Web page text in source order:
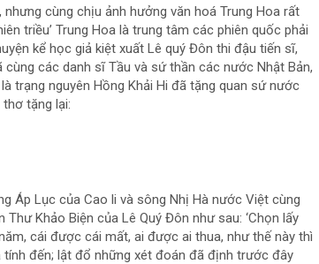
cùng chịu ảnh hưởng văn hoá Trung Hoa rất
triều’ Trung Hoa là trung tâm các phiên quốc phải
kể học giả kiệt xuất Lê quý Đôn thi đậu tiến sĩ,
các danh sĩ Tầu và sứ thần các nước Nhật Bản,
trạng nguyên Hồng Khải Hi đã tặng quan sứ nước
tặng lại:
Áp Lục của Cao li và sông Nhị Hà nước Việt cùng
Khảo Biện của Lê Quý Đôn như sau: ‘Chọn lấy
cái được cái mất, ai được ai thua, như thế này thì
tính đến; lật đổ những xét đoán đã định trước đây